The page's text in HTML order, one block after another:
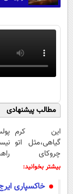
مطالب پیشنهادی
این کرم
گیاهی،مثل اتو
چروکای
پوستتوصاف
بیشتر بخوانید:
خاکسپاری